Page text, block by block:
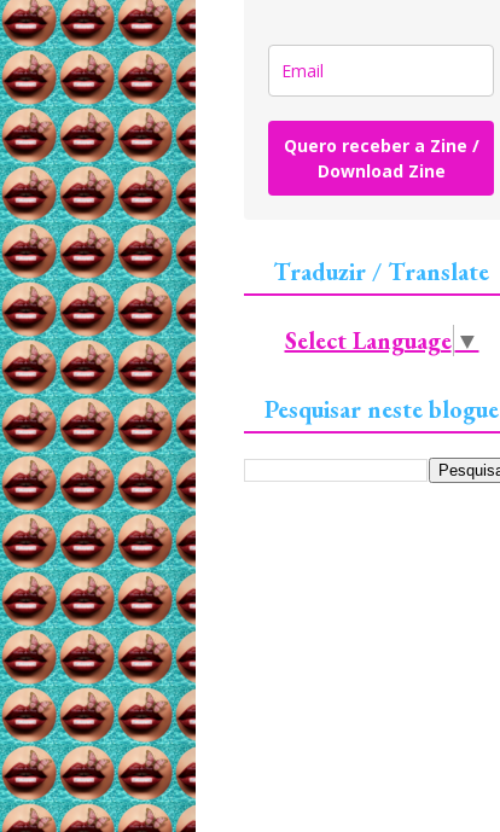
Quero receber a Zine /
Download Zine
Traduzir / Translate
Select Language ▼
Pesquisar neste blogue